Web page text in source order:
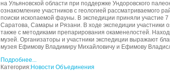
на Ульяновской области при поддержке Ундоровского
ознакомление участников с геологией рассматриваемого
поиски ископаемой фауны. В экспедиции приняли участие
Саратова, Самары и Рязани. В ходе экспедиции участники
также с методиками препарирования окаменелостей.
музей. Организаторы и участники экспедиции выражают
музея Ефимову Владимиру Михайловичу и Ефимову
Подробнее...
Категория:Новости Объединения